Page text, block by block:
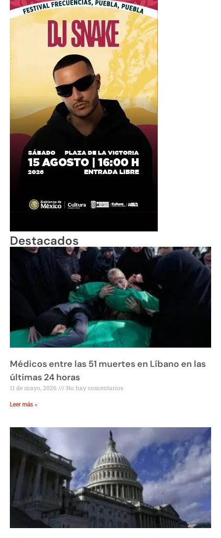
Destacados
Médicos entre las 51 muertes en Líbano en las
últimas 24 horas
11 de mayo, 2026 No hay comentarios
Leer más »